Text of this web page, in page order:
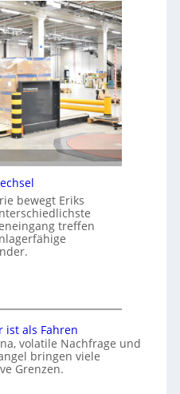
bewegt Eriks
treffen
ist als Fahren
volatile Nachfrage und
bringen viele
Grenzen.